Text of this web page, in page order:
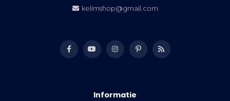
kelimshop@gmail.com
Informatie